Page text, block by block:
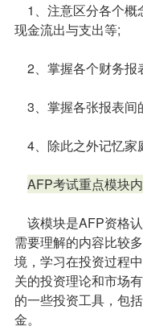
1、注意区分各个概
现金流出与支出等;
2、掌握各个财务报
3、掌握各张报表间
4、除此之外记忆家
AFP考试重点模块
该模块是AFP资格
需要理解的内容比较
境，学习在投资过程
关的投资理论和市场
的一些投资工具，包
金。